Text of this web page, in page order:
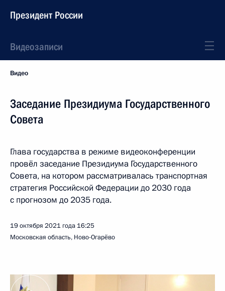
Президент России
Видеозаписи
Видео
Заседание Президиума Государственного
Совета
Глава государства в режиме видеоконференции
провёл заседание Президиума Государственного
Совета, на котором рассматривалась транспортная
стратегия Российской Федерации до 2030 года
с прогнозом до 2035 года.
19 октября 2021 года 16:25
Московская область, Ново-Огарёво